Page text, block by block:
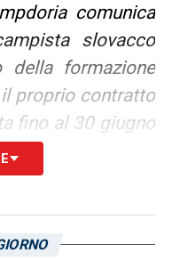
comunica
slovacco
formazione
proprio contratto
fino al 30 giugno